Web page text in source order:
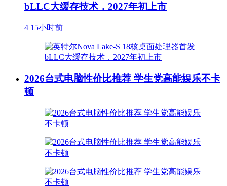
bLLC大缓存技术，2027年初上市
4 15小时前
2026台式电脑性价比推荐 学生党高能娱乐不卡
顿